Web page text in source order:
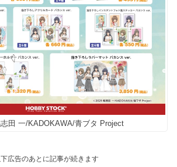
田 一/KADOKAWA/青ブタ Project
下広告のあとに記事が続きます